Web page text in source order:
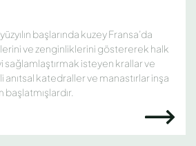
başlarında kuzey Fransa’da
ve zenginliklerini göstererek halk
isteyen krallar ve
katedraller ve manastırlar inşa